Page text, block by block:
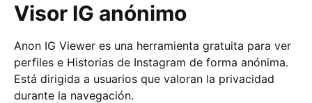
Visor IG anónimo
Anon IG Viewer es una herramienta gratuita para ver
perfiles e Historias de Instagram de forma anónima.
Está dirigida a usuarios que valoran la privacidad
durante la navegación.